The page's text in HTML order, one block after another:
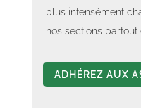
plus intensément
nos sections partout
ADHÉREZ AUX